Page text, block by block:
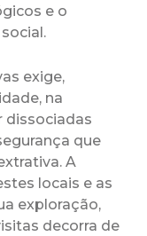
e o
exige,
na
dissociadas
que
A
locais e as
exploração,
decorra de